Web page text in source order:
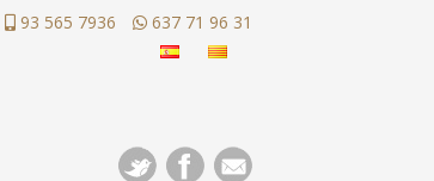
93 565 7936 637 71 96 31